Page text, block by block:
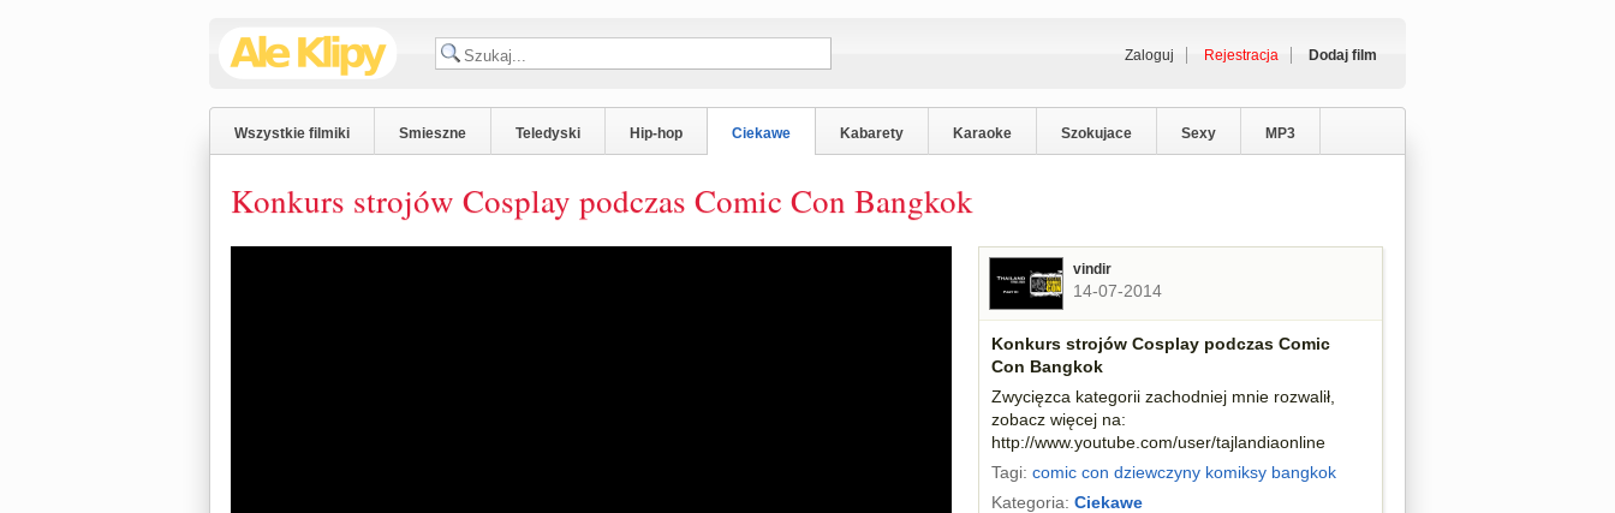
Zaloguj Rejestracja Dodaj film
Wszystkie filmiki Smieszne Teledyski Hip-hop Ciekawe Kabarety Karaoke Szokujace Sexy MP3
Konkurs strojów Cosplay podczas Comic Con Bangkok
vindir
14-07-2014
Konkurs strojów Cosplay podczas Comic
Con Bangkok
Zwycięzca kategorii zachodniej mnie rozwalił,
zobacz więcej na:
http://www.youtube.com/user/tajlandiaonline
Tagi: comic con dziewczyny komiksy bangkok
Kategoria: Ciekawe